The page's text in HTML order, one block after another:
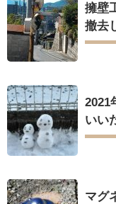
擁壁
撤去
2021
いい
マグ